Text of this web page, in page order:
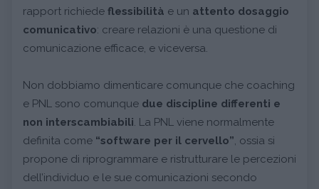
rapport richiede flessibilità e un attento dosaggio
comunicativo: creare relazioni è una questione di
comunicazione efficace, e viceversa.
Non dobbiamo dimenticare comunque che coaching
e PNL sono comunque due discipline differenti e
non interscambiabili. La PNL viene normalmente
definita come “software per il cervello”, ossia si
propone di riprogrammare e ristrutturare le percezioni
dell’individuo e le sue comunicazioni secondo